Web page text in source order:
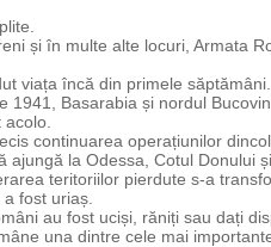
și în multe alte locuri, Armata
viața încă din primele săptămâni.
1941, Basarabia și nordul
continuarea operațiunilor
ajungă la Odessa, Cotul Donului
teritoriilor pierdute s-a
fost uriaș.
au fost uciși, răniți sau dați
una dintre cele mai